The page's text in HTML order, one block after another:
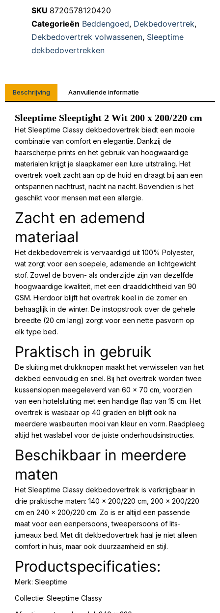
SKU 8720578120420
Categorieën Beddengoed, Dekbedovertrek,
Dekbedovertrek volwassenen, Sleeptime
dekbedovertrekken
Beschrijving Aanvullende informatie
Sleeptime Sleeptight 2 Wit 200 x 200/220 cm
Het Sleeptime Classy dekbedovertrek biedt een mooie
combinatie van comfort en elegantie. Dankzij de
haarscherpe prints en het gebruik van hoogwaardige
materialen krijgt je slaapkamer een luxe uitstraling. Het
overtrek voelt zacht aan op de huid en draagt bij aan een
ontspannen nachtrust, nacht na nacht. Bovendien is het
geschikt voor mensen met een allergie.
Zacht en ademend
materiaal
Het dekbedovertrek is vervaardigd uit 100% Polyester,
wat zorgt voor een soepele, ademende en lichtgewicht
stof. Zowel de boven- als onderzijde zijn van dezelfde
hoogwaardige kwaliteit, met een draaddichtheid van 90
GSM. Hierdoor blijft het overtrek koel in de zomer en
behaaglijk in de winter. De instopstrook over de gehele
breedte (20 cm lang) zorgt voor een nette pasvorm op
elk type bed.
Praktisch in gebruik
De sluiting met drukknopen maakt het verwisselen van het
dekbed eenvoudig en snel. Bij het overtrek worden twee
kussenslopen meegeleverd van 60 x 70 cm, voorzien
van een hotelsluiting met een handige flap van 15 cm. Het
overtrek is wasbaar op 40 graden en blijft ook na
meerdere wasbeurten mooi van kleur en vorm. Raadpleeg
altijd het waslabel voor de juiste onderhoudsinstructies.
Beschikbaar in meerdere
maten
Het Sleeptime Classy dekbedovertrek is verkrijgbaar in
drie praktische maten: 140 x 200/220 cm, 200 x 200/220
cm en 240 x 200/220 cm. Zo is er altijd een passende
maat voor een eenpersoons, tweepersoons of lits-
jumeaux bed. Met dit dekbedovertrek haal je niet alleen
comfort in huis, maar ook duurzaamheid en stijl.
Productspecificaties:
Merk: Sleeptime
Collectie: Sleeptime Classy